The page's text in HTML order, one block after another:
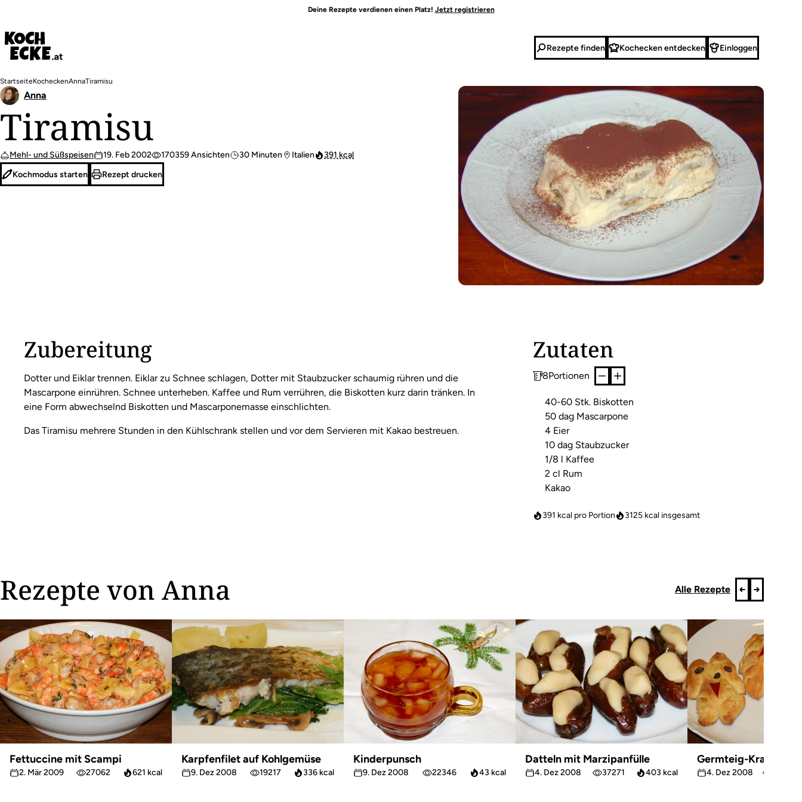
Inhalt
Deine Rezepte verdienen einen Platz! Jetzt registrieren
Rezepte finden Kochecken entdecken Einloggen
Pfadnavigation
StartseiteKocheckenAnnaTiramisu
Tiramisu
Mehl- und Süßspeisen 19. Feb 2002 170359 Ansichten 30 Minuten Italien 391 kcal
Anna
Kochmodus starten Rezept drucken
Zubereitung
Dotter und Eiklar trennen. Eiklar zu Schnee schlagen, Dotter mit Staubzucker schaumig rühren und die
Mascarpone einrühren. Schnee unterheben. Kaffee und Rum verrühren, die Biskotten kurz darin tränken. In
eine Form abwechselnd Biskotten und Mascarponemasse einschlichten.
Das Tiramisu mehrere Stunden in den Kühlschrank stellen und vor dem Servieren mit Kakao bestreuen.
Zutaten
8Portionen
40-60 Stk. Biskotten
50 dag Mascarpone
4 Eier
10 dag Staubzucker
1/8 l Kaffee
2 cl Rum
Kakao
391 kcal pro Portion 3125 kcal insgesamt
Rezepte von Anna Alle Rezepte
Fettuccine mit Scampi
2. Mär 2009 27062 621 kcal
Karpfenfilet auf Kohlgemüse
9. Dez 2008 19217 336 kcal
Kinderpunsch
9. Dez 2008 22346 43 kcal
Datteln mit Marzipanfülle
4. Dez 2008 37271 403 kcal
Germteig-Krampus
4. Dez 2008